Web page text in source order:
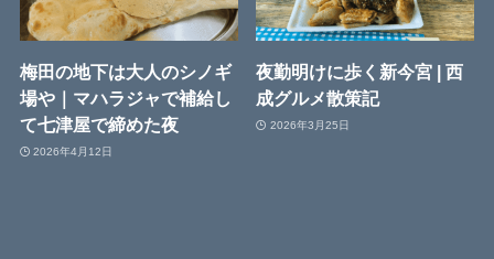
梅田の地下は大人のシノギ
場や｜マハラジャで補給し
て七津屋で締めた夜
2026年4月12日
夜勤明けに歩く新今宮 | 西
成グルメ散策記
2026年3月25日